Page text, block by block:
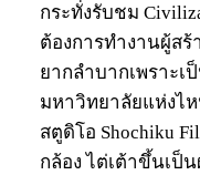
กระทั่งรับชม
ต้องการทำงานผู้ส
ยากลำบากเพราะเ
มหาวิทยาลัยแห่งไ
สตูดิโอ Shochiku
กล้อง ไต่เต้าขึ้นเป็